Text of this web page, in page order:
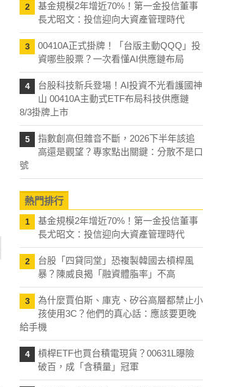
2
基金規模2年增近70%！第一金投信董事
長尤昭文：投信迎向大資產管理時代
3
00410A正式掛牌！「台版主動QQQ」投
資哪些股票？一次看懂AI供應鏈布局
4
台股科技新兵登場！AI投資不光看護國神
山 00410A主動式ETF布局科技供應鏈
8/3掛牌上市
5
指數創高但雜音不斷，2026下半年該追
高還是觀望？專家點出關鍵：分散不是口
號
熱門排行
1
基金規模2年增近70%！第一金投信董事
長尤昭文：投信迎向大資產管理時代
2
台股「四貸同堂」恐複製韓國去槓桿風
暴？陳威良揭「融資體脂率」不高
3
為什麼賈伯斯、庫克、矽谷高層都禁止小
孩使用3C？他們的真心話：應該要更晚
給手機
4
槓桿ETF也買台積電現貨？00631L曝險
破百，成「含積量」冠軍